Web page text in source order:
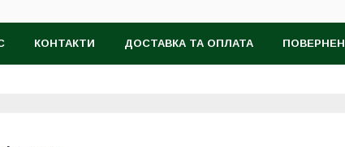
КОНТАКТИ ДОСТАВКА ТА ОПЛАТА